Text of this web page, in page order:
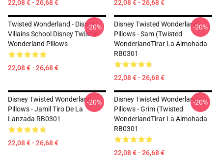
22,08 € - 26,68 € 22,08 € - 26,68 €
Twisted Wonderland - Disney
Villains School Disney Twisted
Wonderland Pillows
22,08 € - 26,68 €
-20%
Disney Twisted Wonderland
Pillows - Sam (Twisted
WonderlandTirar La Almohada
RB0301
22,08 € - 26,68 €
-20%
Disney Twisted Wonderland
Pillows - Jamil Tiro De La
Lanzada RB0301
22,08 € - 26,68 €
-20%
Disney Twisted Wonderland
Pillows - Grim (Twisted
WonderlandTirar La Almohada
RB0301
22,08 € - 26,68 €
-20%